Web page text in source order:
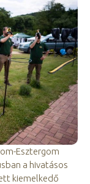
Esztergom
a hivatásos
kiemelkedő